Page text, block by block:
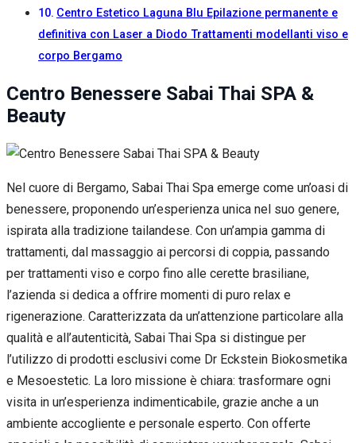
Centro Estetico Laguna Blu Epilazione permanente e
definitiva con Laser a Diodo Trattamenti modellanti viso e
corpo Bergamo
Centro Benessere Sabai Thai SPA &
Beauty
Nel cuore di Bergamo, Sabai Thai Spa emerge come un’oasi di
benessere, proponendo un’esperienza unica nel suo genere,
ispirata alla tradizione tailandese. Con un’ampia gamma di
trattamenti, dal massaggio ai percorsi di coppia, passando
per trattamenti viso e corpo fino alle cerette brasiliane,
l’azienda si dedica a offrire momenti di puro relax e
rigenerazione. Caratterizzata da un’attenzione particolare alla
qualità e all’autenticità, Sabai Thai Spa si distingue per
l’utilizzo di prodotti esclusivi come Dr Eckstein Biokosmetika
e Mesoestetic. La loro missione è chiara: trasformare ogni
visita in un’esperienza indimenticabile, grazie anche a un
ambiente accogliente e personale esperto. Con offerte